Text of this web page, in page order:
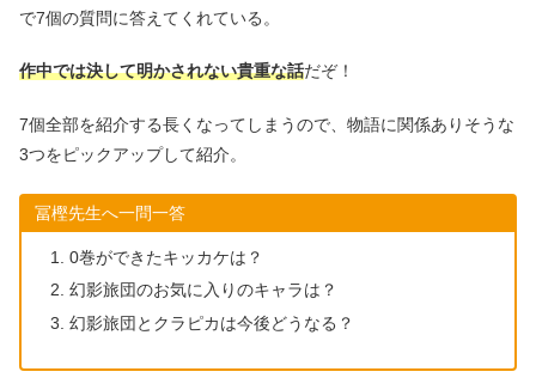
で7個の質問に答えてくれている。
作中では決して明かされない貴重な話だぞ！
7個全部を紹介する長くなってしまうので、物語に関係ありそうな
3つをピックアップして紹介。
冨樫先生へ一問一答
0巻ができたキッカケは？
幻影旅団のお気に入りのキャラは？
幻影旅団とクラピカは今後どうなる？